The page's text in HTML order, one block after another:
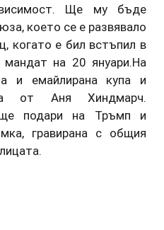
Ще му бъде
което се е развявало
когато е бил встъпил в
на 20 януари.На
и емайлирана купа и
от Аня Хиндмарч.
ще подари на Тръмп и
гравирана с общия